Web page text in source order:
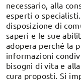
necessario, alla
esperti o
disposizione di
saperi e le sue
adopera perché la
informazioni
bisogni di vita e
cura proposti. Si